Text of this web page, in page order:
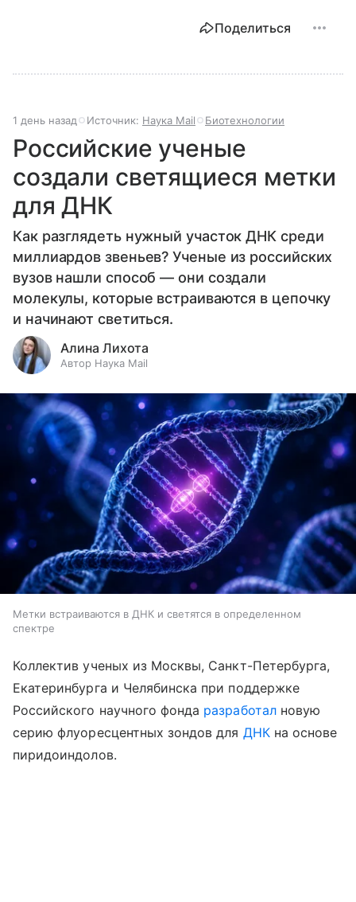
Поделиться
1 день назад Источник: Наука Mail Биотехнологии
Российские ученые
создали светящиеся метки
для ДНК
Как разглядеть нужный участок ДНК среди
миллиардов звеньев? Ученые из российских
вузов нашли способ — они создали
молекулы, которые встраиваются в цепочку
и начинают светиться.
Алина Лихота
Автор Наука Mail
Метки встраиваются в ДНК и светятся в определенном
спектре
Коллектив ученых из Москвы, Санкт-Петербурга,
Екатеринбурга и Челябинска при поддержке
Российского научного фонда разработалновую
серию флуоресцентных зондов для ДНКна основе
пиридоиндолов.